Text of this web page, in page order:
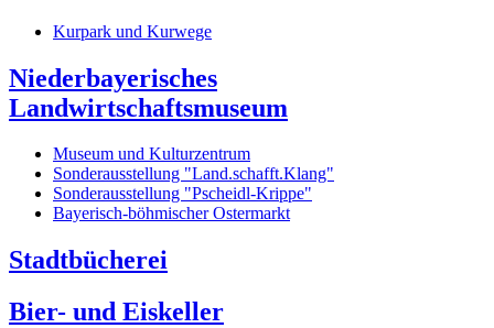
Kurpark und Kurwege
Niederbayerisches
Landwirtschaftsmuseum
Museum und Kulturzentrum
Sonderausstellung "Land.schafft.Klang"
Sonderausstellung "Pscheidl-Krippe"
Bayerisch-böhmischer Ostermarkt
Stadtbücherei
Bier- und Eiskeller